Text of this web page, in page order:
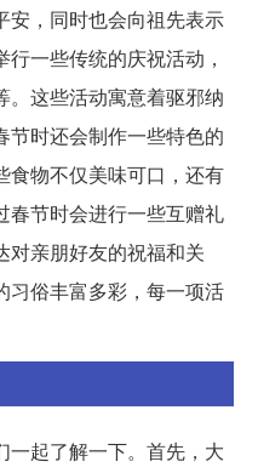
安，同时也会向祖先表示
一些传统的庆祝活动，
。这些活动寓意着驱邪纳
节时还会制作一些特色的
食物不仅美味可口，还有
春节时会进行一些互赠礼
对亲朋好友的祝福和关
习俗丰富多彩，每一项活
一起了解一下。首先，大